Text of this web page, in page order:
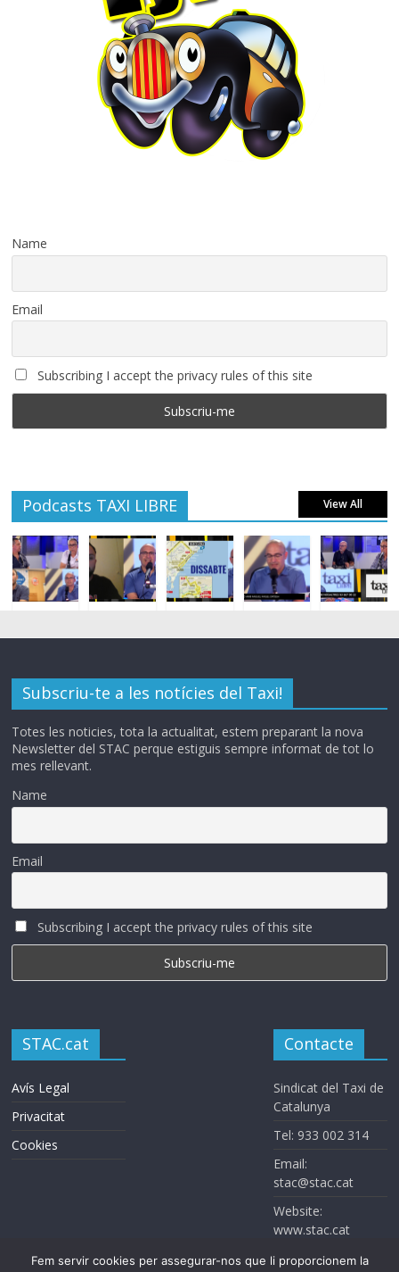
Name
Email
Subscribing I accept the privacy rules of this site
Podcasts TAXI LIBRE View All
Subscriu-te a les notícies del Taxi!
Totes les noticies, tota la actualitat, estem preparant la nova
Newsletter del STAC perque estiguis sempre informat de tot lo
mes rellevant.
Name
Email
Subscribing I accept the privacy rules of this site
STAC.cat
Avís Legal
Privacitat
Cookies
Contacte
Sindicat del Taxi de
Catalunya
Tel: 933 002 314
Email:
stac@stac.cat
Website:
www.stac.cat
Fem servir cookies per assegurar-nos que li proporcionem la